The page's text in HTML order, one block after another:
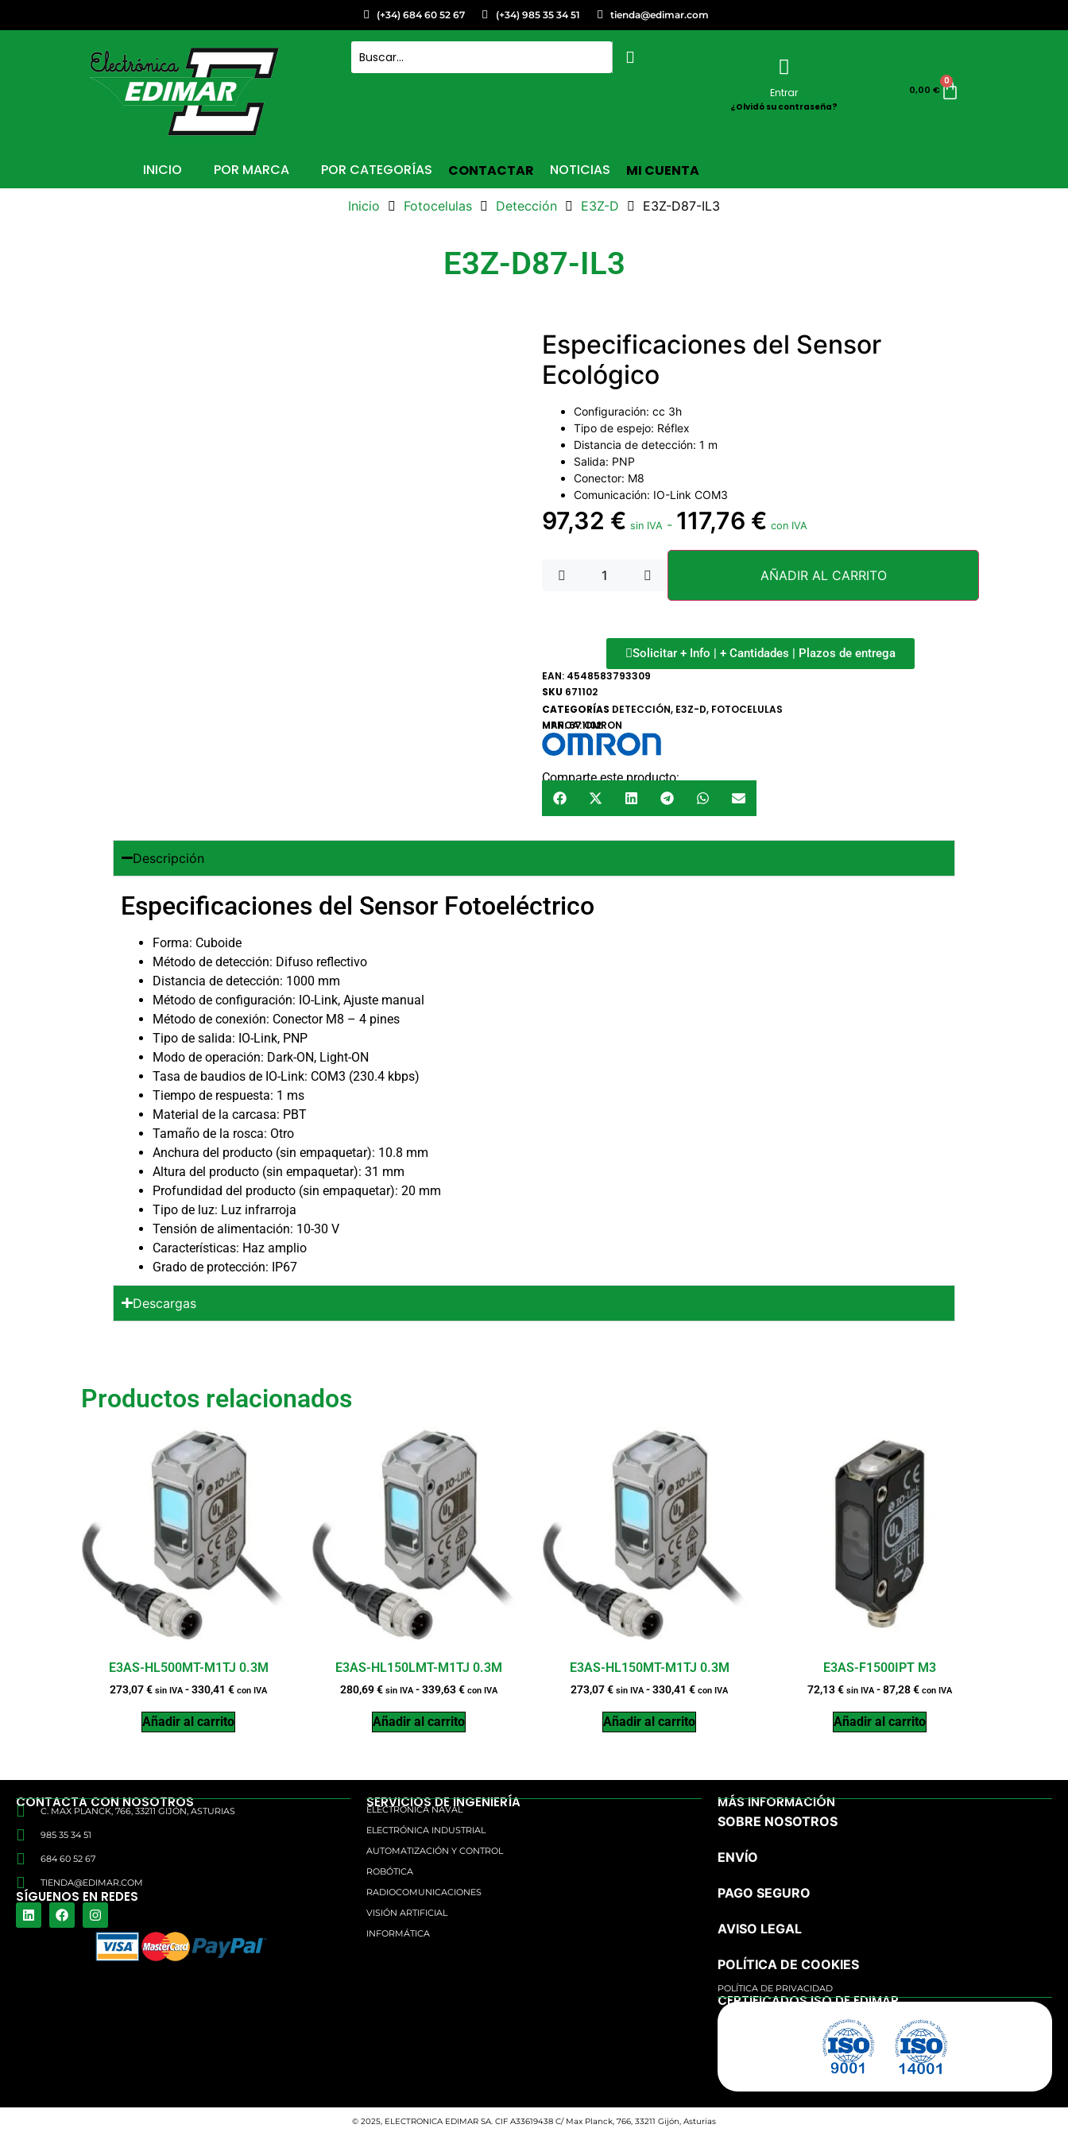
(+34) 684 60 52 67 (+34) 985 35 34 51 tienda@edimar.com
Entrar
¿Olvidó su contraseña?
0,00 €
0
INICIO POR MARCA POR CATEGORÍAS CONTACTAR NOTICIAS MI CUENTA
Inicio Fotocelulas Detección E3Z-D E3Z-D87-IL3
E3Z-D87-IL3
Especificaciones del Sensor
Ecológico
Configuración: cc 3h
Tipo de espejo: Réflex
Distancia de detección: 1 m
Salida: PNP
Conector: M8
Comunicación: IO-Link COM3
97,32 € sin IVA - 117,76 € con IVA
AÑADIR AL CARRITO
Solicitar + Info | + Cantidades | Plazos de entrega
EAN: 4548583793309
SKU 671102
CATEGORÍAS DETECCIÓN, E3Z-D, FOTOCELULAS
MARCA:OMRON
MPN: 671102
Comparte este producto:
Descripción
Especificaciones del Sensor Fotoeléctrico
Forma: Cuboide
Método de detección: Difuso reflectivo
Distancia de detección: 1000 mm
Método de configuración: IO-Link, Ajuste manual
Método de conexión: Conector M8 – 4 pines
Tipo de salida: IO-Link, PNP
Modo de operación: Dark-ON, Light-ON
Tasa de baudios de IO-Link: COM3 (230.4 kbps)
Tiempo de respuesta: 1 ms
Material de la carcasa: PBT
Tamaño de la rosca: Otro
Anchura del producto (sin empaquetar): 10.8 mm
Altura del producto (sin empaquetar): 31 mm
Profundidad del producto (sin empaquetar): 20 mm
Tipo de luz: Luz infrarroja
Tensión de alimentación: 10-30 V
Características: Haz amplio
Grado de protección: IP67
Descargas
Productos relacionados
E3AS-HL500MT-M1TJ 0.3M
273,07€ sin IVA -330,41 € con IVA
Añadir al carrito
E3AS-HL150LMT-M1TJ 0.3M
280,69€ sin IVA -339,63€ con IVA
Añadir al carrito
E3AS-HL150MT-M1TJ 0.3M
273,07€ sin IVA -330,41 € con IVA
Añadir al carrito
E3AS-F1500IPT M3
72,13€ sin IVA -87,28€ con IVA
Añadir al carrito
CONTACTA CON NOSOTROS
C. MAX PLANCK, 766, 33211 GIJÓN, ASTURIAS
985 35 34 51
684 60 52 67
TIENDA@EDIMAR.COM
SÍGUENOS EN REDES
SERVICIOS DE INGENIERÍA
ELECTRÓNICA NAVAL
ELECTRÓNICA INDUSTRIAL
AUTOMATIZACIÓN Y CONTROL
ROBÓTICA
RADIOCOMUNICACIONES
VISIÓN ARTIFICIAL
INFORMÁTICA
MÁS INFORMACIÓN
SOBRE NOSOTROS
ENVÍO
PAGO SEGURO
AVISO LEGAL
POLÍTICA DE COOKIES
POLÍTICA DE PRIVACIDAD
CERTIFICADOS ISO DE EDIMAR
© 2025, ELECTRONICA EDIMAR SA. CIF A33619438 C/ Max Planck, 766, 33211 Gijón, Asturias